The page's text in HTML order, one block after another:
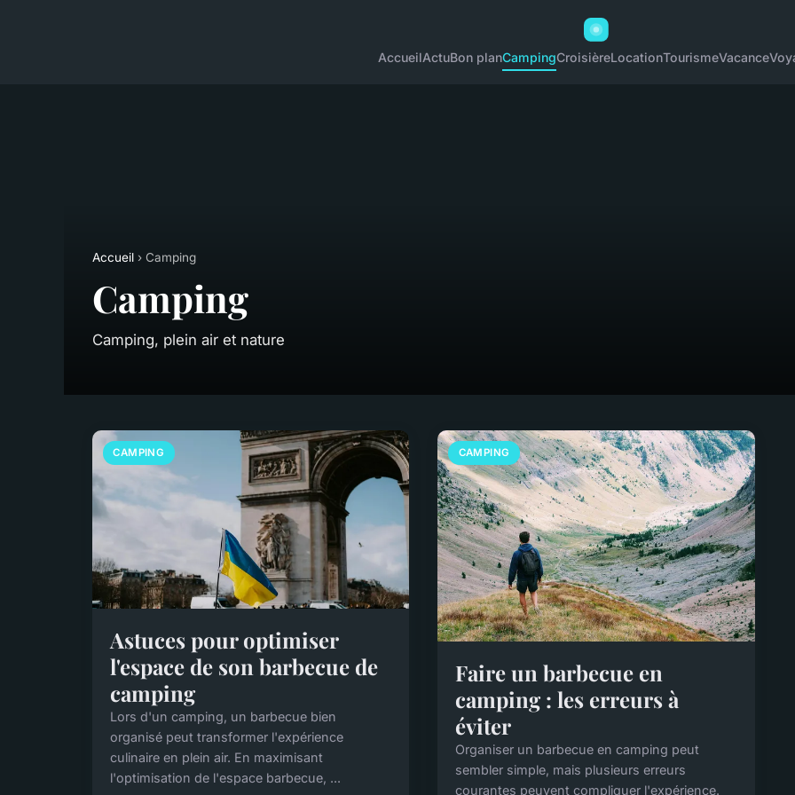
AccueilActuBon planCampingCroisièreLocationTourismeVacance
Accueil › Camping
Camping
Camping, plein air et nature
CAMPING
Astuces pour optimiser
l'espace de son barbecue de
camping
Lors d'un camping, un barbecue bien
organisé peut transformer l'expérience
culinaire en plein air. En maximisant
l'optimisation de l'espace barbecue, ...
CAMPING
Faire un barbecue en
camping : les erreurs à
éviter
Organiser un barbecue en camping peut
sembler simple, mais plusieurs erreurs
courantes peuvent compliquer l'expérience.